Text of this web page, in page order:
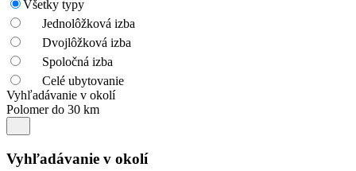
Všetky typy
Jednolôžková izba
Dvojlôžková izba
Spoločná izba
Celé ubytovanie
Vyhľadávanie v okolí
Polomer do 30 km
Vyhľadávanie v okolí